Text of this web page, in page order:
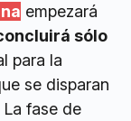
empezará
sólo
para la
se disparan
fase de